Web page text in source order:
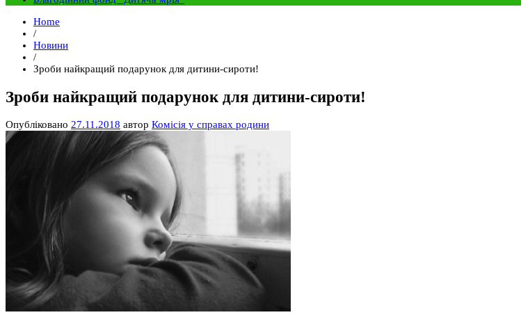
Home
/
Новини
/
Зроби найкращий подарунок для дитини-сироти!
Зроби найкращий подарунок для дитини-сироти!
Опубліковано 27.11.2018 автор Комісія у справах родини